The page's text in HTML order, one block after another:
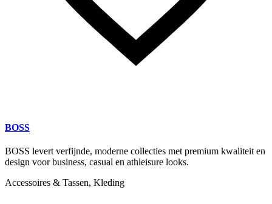
BOSS
BOSS levert verfijnde, moderne collecties met premium kwaliteit en
design voor business, casual en athleisure looks.
Accessoires & Tassen, Kleding